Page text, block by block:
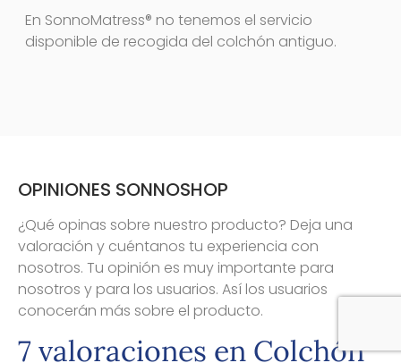
En SonnoMatress® no tenemos el servicio
disponible de recogida del colchón antiguo.
OPINIONES SONNOSHOP
¿Qué opinas sobre nuestro producto? Deja una
valoración y cuéntanos tu experiencia con
nosotros. Tu opinión es muy importante para
nosotros y para los usuarios. Así los usuarios
conocerán más sobre el producto.
7 valoraciones en Colchón